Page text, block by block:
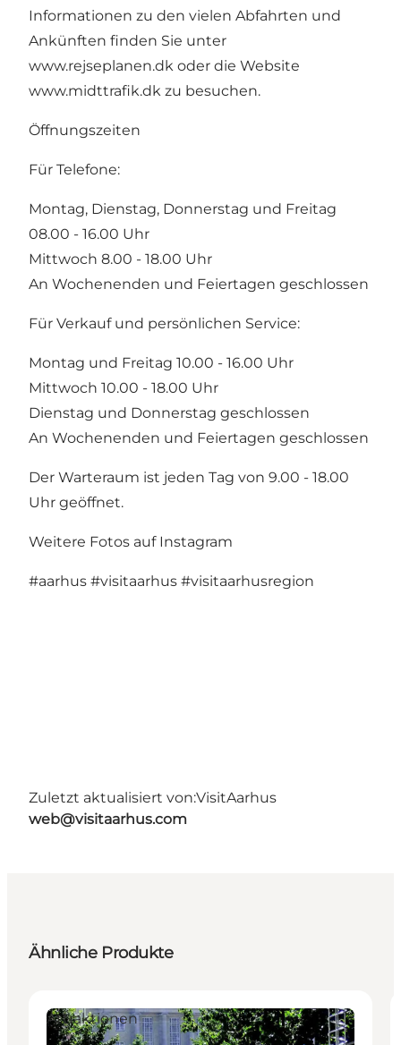
Informationen zu den vielen Abfahrten und
Ankünften finden Sie unter
www.rejseplanen.dk oder die Website
www.midttrafik.dk zu besuchen.
Öffnungszeiten
Für Telefone:
Montag, Dienstag, Donnerstag und Freitag
08.00 - 16.00 Uhr
Mittwoch 8.00 - 18.00 Uhr
An Wochenenden und Feiertagen geschlossen
Für Verkauf und persönlichen Service:
Montag und Freitag 10.00 - 16.00 Uhr
Mittwoch 10.00 - 18.00 Uhr
Dienstag und Donnerstag geschlossen
An Wochenenden und Feiertagen geschlossen
Der Warteraum ist jeden Tag von 9.00 - 18.00
Uhr geöffnet.
Weitere Fotos auf Instagram
#aarhus #visitaarhus #visitaarhusregion
Zuletzt aktualisiert von:VisitAarhus
web@visitaarhus.com
Ähnliche Produkte
Attraktionen